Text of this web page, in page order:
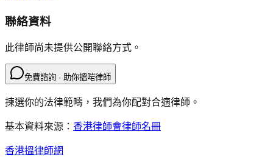
聯絡資料
此律師尚未提供公開聯絡方式。
免費諮詢 · 助你搵啱律師
揀選你的法律範疇，我們為你配對合適律師。
基本資料來源： 香港律師會律師名冊
香港搵律師網